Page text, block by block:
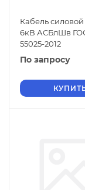
Кабель силовой
6кВ АСБлШв
55025-2012
По запросу